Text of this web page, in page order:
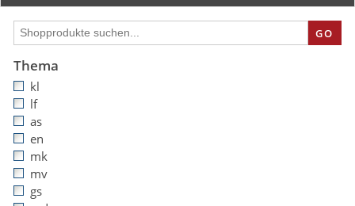
GO
Thema
kl
lf
as
en
mk
mv
gs